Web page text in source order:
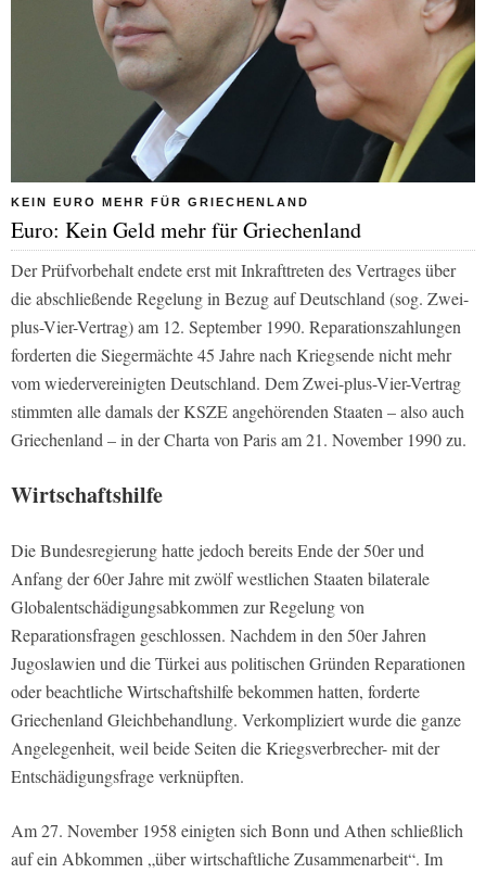
KEIN EURO MEHR FÜR GRIECHENLAND
Euro: Kein Geld mehr für Griechenland
Der Prüfvorbehalt endete erst mit Inkrafttreten des Vertrages über
die abschließende Regelung in Bezug auf Deutschland (sog. Zwei-
plus-Vier-Vertrag) am 12. September 1990. Reparationszahlungen
forderten die Siegermächte 45 Jahre nach Kriegsende nicht mehr
vom wiedervereinigten Deutschland. Dem Zwei-plus-Vier-Vertrag
stimmten alle damals der KSZE angehörenden Staaten – also auch
Griechenland – in der Charta von Paris am 21. November 1990 zu.
Wirtschaftshilfe
Die Bundesregierung hatte jedoch bereits Ende der 50er und
Anfang der 60er Jahre mit zwölf westlichen Staaten bilaterale
Globalentschädigungsabkommen zur Regelung von
Reparationsfragen geschlossen. Nachdem in den 50er Jahren
Jugoslawien und die Türkei aus politischen Gründen Reparationen
oder beachtliche Wirtschaftshilfe bekommen hatten, forderte
Griechenland Gleichbehandlung. Verkompliziert wurde die ganze
Angelegenheit, weil beide Seiten die Kriegsverbrecher- mit der
Entschädigungsfrage verknüpften.
Am 27. November 1958 einigten sich Bonn und Athen schließlich
auf ein Abkommen „über wirtschaftliche Zusammenarbeit“. Im